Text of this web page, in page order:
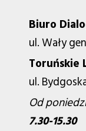
Biuro
ul. Wały
Toruńskie
ul.
Od
7.30-15.30